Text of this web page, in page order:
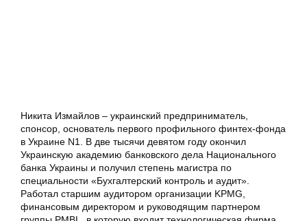
Никита Измайлов – украинский предприниматель,
спонсор, основатель первого профильного финтех-фонда
в Украине N1. В две тысячи девятом году окончил
Украинскую академию банковского дела Национального
банка Украины и получил степень магистра по
специальности «Бухгалтерский контроль и аудит».
Работал старшим аудитором организации KPMG,
финансовым директором и руководящим партнером